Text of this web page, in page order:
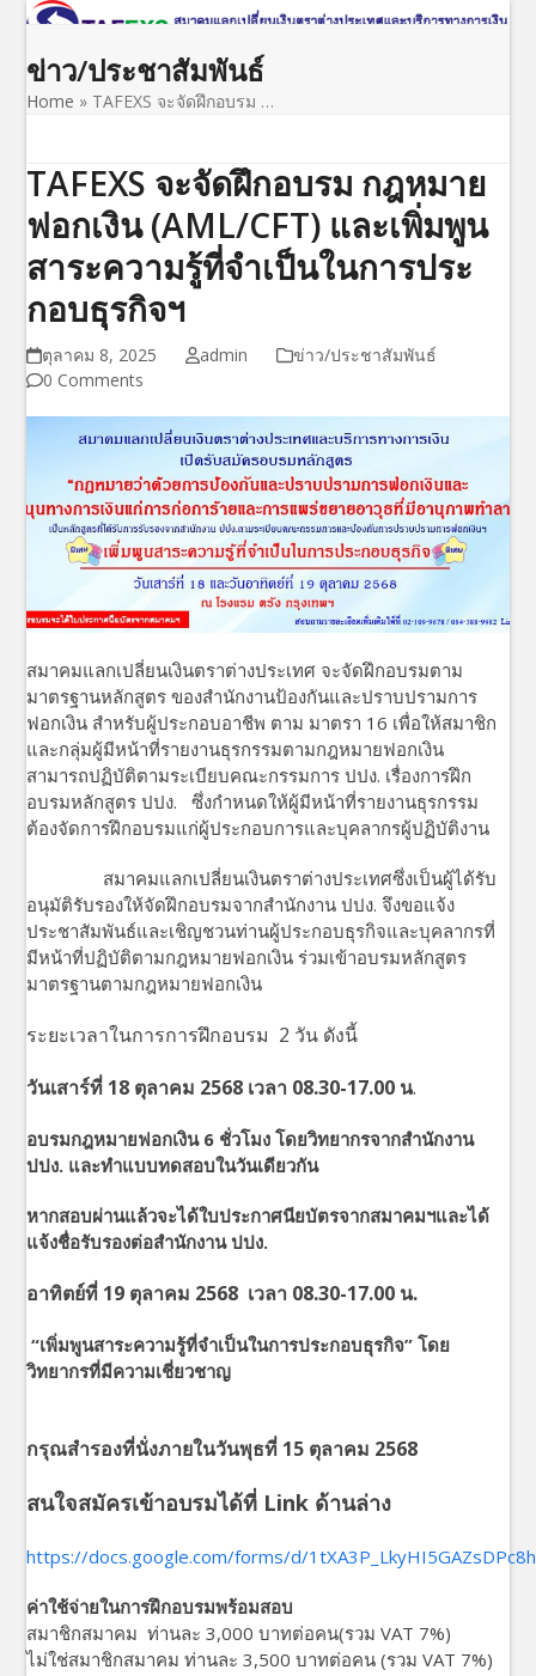
Skip
content
Open
mobile
menu
Close
mobile
menu
ข่าว/ประชาสัมพันธ์
Home » TAFEXS จะจัดฝึกอบรม …
TAFEXS จะจัดฝึกอบรม กฎหมาย
ฟอกเงิน (AML/CFT) และเพิ่มพูน
สาระความรู้ที่จำเป็นในการประ
กอบธุรกิจฯ
ตุลาคม 8, 2025 admin
ข่าว/ประชาสัมพันธ์
0 Comments
สมาคมแลกเปลี่ยนเงินตราต่างประเทศ จะจัดฝึกอบรมตาม
มาตรฐานหลักสูตร ของสำนักงานป้องกันและปราบปรามการ
ฟอกเงิน สำหรับผู้ประกอบอาชีพ ตาม มาตรา 16 เพื่อให้สมาชิก
และกลุ่มผู้มีหน้าที่รายงานธุรกรรมตามกฎหมายฟอกเงิน
สามารถปฏิบัติตามระเบียบคณะกรรมการ ปปง. เรื่องการฝึก
อบรมหลักสูตร ปปง. ซึ่งกำหนดให้ผู้มีหน้าที่รายงานธุรกรรม
ต้องจัดการฝึกอบรมแก่ผู้ประกอบการและบุคลากรผู้ปฏิบัติงาน
สมาคมแลกเปลี่ยนเงินตราต่างประเทศซึ่งเป็นผู้ได้รับ
อนุมัติรับรองให้จัดฝึกอบรมจากสำนักงาน ปปง. จึงขอแจ้ง
ประชาสัมพันธ์และเชิญชวนท่านผู้ประกอบธุรกิจและบุคลากรที่
มีหน้าที่ปฏิบัติตามกฎหมายฟอกเงิน ร่วมเข้าอบรมหลักสูตร
มาตรฐานตามกฎหมายฟอกเงิน
ระยะเวลาในการการฝึกอบรม 2 วัน ดังนี้
วันเสาร์ที่ 18 ตุลาคม 2568 เวลา 08.30-17.00 น.
อบรมกฎหมายฟอกเงิน 6 ชั่วโมง โดยวิทยากรจากสำนักงาน
ปปง. และทำแบบทดสอบในวันเดียวกัน
หากสอบผ่านแล้วจะได้ใบประกาศนียบัตรจากสมาคมฯและได้
แจ้งชื่อรับรองต่อสำนักงาน ปปง.
อาทิตย์ที่ 19 ตุลาคม 2568 เวลา 08.30-17.00 น.
“เพิ่มพูนสาระความรู้ที่จำเป็นในการประกอบธุรกิจ” โดย
วิทยากรที่มีความเชี่ยวชาญ
กรุณสำรองที่นั่งภายในวันพุธที่ 15 ตุลาคม 2568
สนใจสมัครเข้าอบรมได้ที่ Link ด้านล่าง
https://docs.google.com/forms/d/
ค่าใช้จ่ายในการฝึกอบรมพร้อมสอบ
สมาชิกสมาคม ท่านละ 3,000 บาทต่อคน(รวม VAT 7%)
ไม่ใช่สมาชิกสมาคม ท่านละ 3,500 บาทต่อคน (รวม VAT 7%)